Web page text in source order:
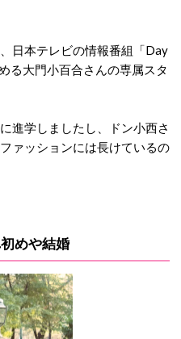
日本テレビの情報番組「Day
る大門小百合さんの専属スタ
進学しましたし、ドン小西さ
ァッションには長けているの
めや結婚